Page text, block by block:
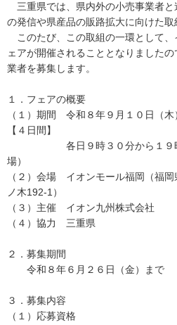
三重県では、県内外の小売事業者と
の発信や県産品の販路拡大に向けた取
このたび、この取組の一環として、
ェアが開催されることとなりました
業者を募集します。
１．フェアの概要
（１）期間 令和８年９月１０日（
【４日間】
各日９時３０分から１９時ま
場）
（２）会場 イオンモール福岡（福
ノ木192-1）
（３）主催 イオン九州株式会社
（４）協力 三重県
２．募集期間
令和８年６月２６日（金）まで
３．募集内容
（１）応募資格